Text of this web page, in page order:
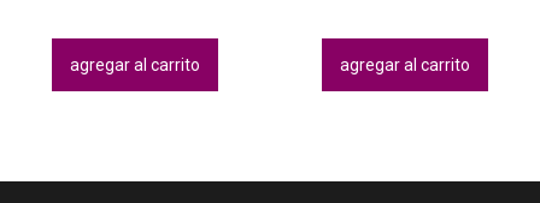
agregar al carrito agregar al carrito